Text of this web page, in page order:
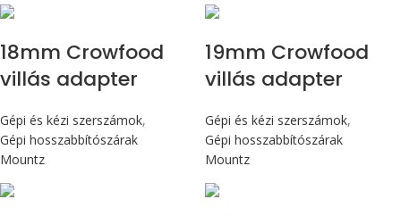
18mm Crowfood
villás adapter
Gépi és kézi szerszámok,
Gépi hosszabbítószárak
Mountz
19mm Crowfood
villás adapter
Gépi és kézi szerszámok,
Gépi hosszabbítószárak
Mountz